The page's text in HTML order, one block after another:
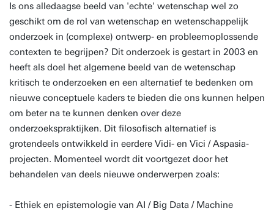
Is ons alledaagse beeld van 'echte' wetenschap wel zo
geschikt om de rol van wetenschap en wetenschappelijk
onderzoek in (complexe) ontwerp- en probleemoplossende
contexten te begrijpen? Dit onderzoek is gestart in 2003 en
heeft als doel het algemene beeld van de wetenschap
kritisch te onderzoeken en een alternatief te bedenken om
nieuwe conceptuele kaders te bieden die ons kunnen helpen
om beter na te kunnen denken over deze
onderzoekspraktijken. Dit filosofisch alternatief is
grotendeels ontwikkeld in eerdere Vidi- en Vici / Aspasia-
projecten. Momenteel wordt dit voortgezet door het
behandelen van deels nieuwe onderwerpen zoals:
- Ethiek en epistemologie van AI / Big Data / Machine